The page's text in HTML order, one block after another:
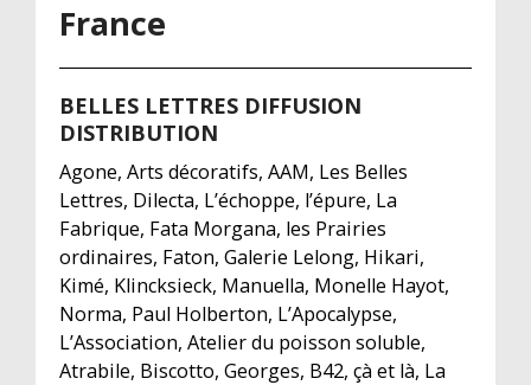
France
BELLES LETTRES DIFFUSION
DISTRIBUTION
Agone, Arts décoratifs, AAM, Les Belles
Lettres, Dilecta, L’échoppe, l’épure, La
Fabrique, Fata Morgana, les Prairies
ordinaires, Faton, Galerie Lelong, Hikari,
Kimé, Klincksieck, Manuella, Monelle Hayot,
Norma, Paul Holberton, L’Apocalypse,
L’Association, Atelier du poisson soluble,
Atrabile, Biscotto, Georges, B42, çà et là, La